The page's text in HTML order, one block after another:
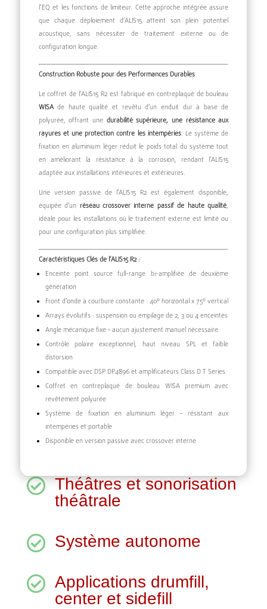
l’EQ et les fonctions de limiteur. Cette approche intégrée assure
que chaque déploiement d’ALIS15 atteint son plein potentiel
acoustique, sans nécessiter de traitement externe ou de
configuration longue.
Construction Robuste pour des Performances Durables
Le coffret de l’ALIS15 R2 est fabriqué en contreplaqué de bouleau
WISAde haute qualité et revêtu d’un enduit dur à base de
polyurée, offrant une durabilité supérieure, une résistance aux
rayures et une protection contre les intempéries. Le système de
fixation en aluminium léger réduit le poids total du système tout
en améliorant la résistance à la corrosion, rendant l’ALIS15
adaptée aux installations intérieures et extérieures.
Une version passive de l’ALIS15 R2 est également disponible,
équipée d’un réseau crossover interne passif de haute qualité,
idéale pour les installations où le traitement externe est limité ou
pour une configuration plus simplifiée.
Caractéristiques Clés de l’ALIS15 R2 :
Enceinte point source full-range bi-amplifiée de deuxième
génération
Front d’onde à courbure constante : 40º horizontal x 75º vertical
Arrays évolutifs : suspension ou empilage de 2, 3 ou 4 enceintes
Angle mécanique fixe – aucun ajustement manuel nécessaire
Contrôle polaire exceptionnel, haut niveau SPL et faible
distorsion
Compatible avec DSP DP4896 et amplificateurs Class D T Series
Coffret en contreplaqué de bouleau WISA premium avec
revêtement polyurée
Système de fixation en aluminium léger – résistant aux
intempéries et portable
Disponible en version passive avec crossover interne
 Théâtres et sonorisation
théâtrale
 Système autonome
 Applications drumfill,
center et sidefill